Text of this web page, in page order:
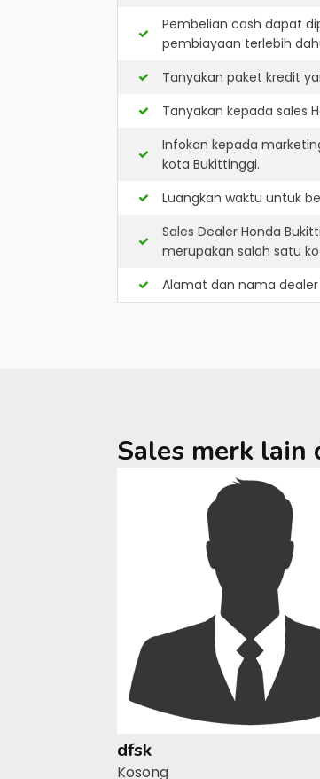
Pembelian cash dapat
pembiayaan terlebih
Tanyakan paket kredit
Tanyakan kepada sales
Infokan kepada
kota Bukittinggi.
Luangkan waktu untuk
Sales Dealer Honda
merupakan salah satu
Alamat dan nama dealer
Sales merk lain
dfsk
Kosong